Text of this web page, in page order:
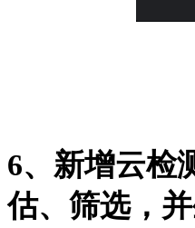
6、新增云检
估、筛选，